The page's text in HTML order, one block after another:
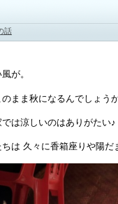
話
が。
まま秋になるんでしょうか
は涼しいのはありがたい♪
は 久々に香箱座りや陽だ